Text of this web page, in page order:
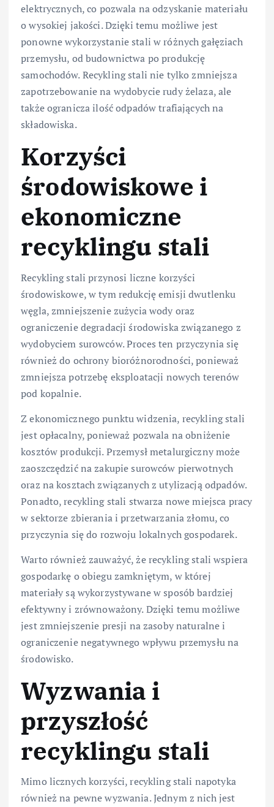
elektrycznych, co pozwala na odzyskanie materiału
o wysokiej jakości. Dzięki temu możliwe jest
ponowne wykorzystanie stali w różnych gałęziach
przemysłu, od budownictwa po produkcję
samochodów. Recykling stali nie tylko zmniejsza
zapotrzebowanie na wydobycie rudy żelaza, ale
także ogranicza ilość odpadów trafiających na
składowiska.
Korzyści
środowiskowe i
ekonomiczne
recyklingu stali
Recykling stali przynosi liczne korzyści
środowiskowe, w tym redukcję emisji dwutlenku
węgla, zmniejszenie zużycia wody oraz
ograniczenie degradacji środowiska związanego z
wydobyciem surowców. Proces ten przyczynia się
również do ochrony bioróżnorodności, ponieważ
zmniejsza potrzebę eksploatacji nowych terenów
pod kopalnie.
Z ekonomicznego punktu widzenia, recykling stali
jest opłacalny, ponieważ pozwala na obniżenie
kosztów produkcji. Przemysł metalurgiczny może
zaoszczędzić na zakupie surowców pierwotnych
oraz na kosztach związanych z utylizacją odpadów.
Ponadto, recykling stali stwarza nowe miejsca pracy
w sektorze zbierania i przetwarzania złomu, co
przyczynia się do rozwoju lokalnych gospodarek.
Warto również zauważyć, że recykling stali wspiera
gospodarkę o obiegu zamkniętym, w której
materiały są wykorzystywane w sposób bardziej
efektywny i zrównoważony. Dzięki temu możliwe
jest zmniejszenie presji na zasoby naturalne i
ograniczenie negatywnego wpływu przemysłu na
środowisko.
Wyzwania i
przyszłość
recyklingu stali
Mimo licznych korzyści, recykling stali napotyka
również na pewne wyzwania. Jednym z nich jest